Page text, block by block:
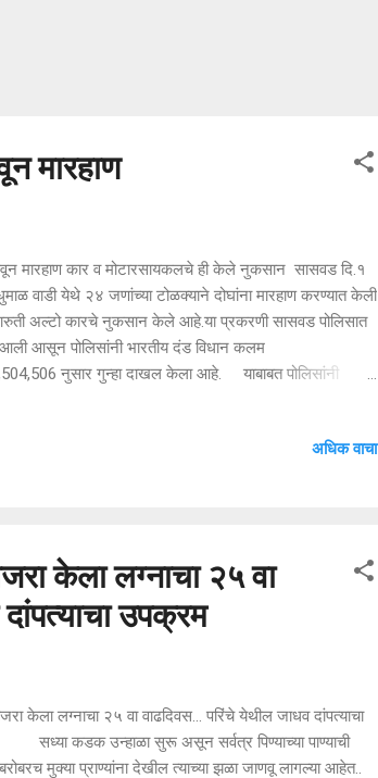
मारहाण
मारहाण कार व मोटारसायकलचे ही केले नुकसान सासवड दि.१
वाडी येथे २४ जणांच्या टोळक्याने दोघांना मारहाण करण्यात केली
अल्टो कारचे नुकसान केले आहे.या प्रकरणी सासवड पोलिसात
आली आसून पोलिसांनी भारतीय दंड विधान कलम
नुसार गुन्हा दाखल केला आहे. याबाबत पोलिसांनी
सकाळी 11:00वा.चे सुमारासशेतातून घरी येत असताना आरोपी
अधिक वाचा
केला लग्नाचा २५ वा
उपक्रम
केला लग्नाचा २५ वा वाढदिवस... परिंचे येथील जाधव दांपत्याचा
सध्या कडक उन्हाळा सुरू असून सर्वत्र पिण्याच्या पाण्याची
मुक्या प्राण्यांना देखील त्याच्या झळा जाणवू लागल्या आहेत..